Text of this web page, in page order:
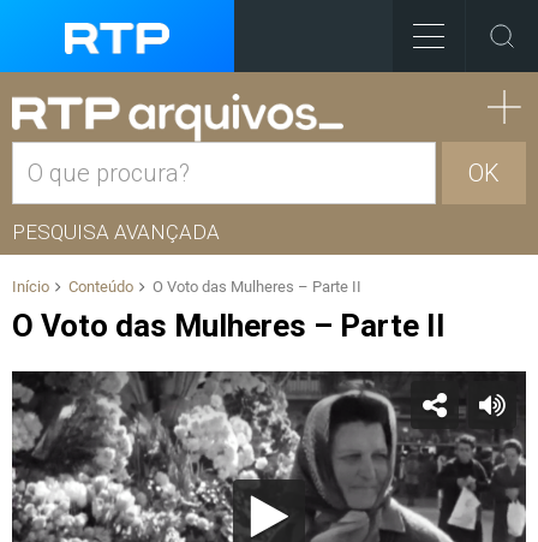
OK
PESQUISA AVANÇADA
Início Conteúdo O Voto das Mulheres – Parte II
O Voto das Mulheres – Parte II